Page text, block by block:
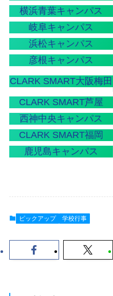
横浜青葉キャンパス
岐阜キャンパス
浜松キャンパス
彦根キャンパス
CLARK SMART大阪梅田
CLARK SMART芦屋
西神中央キャンパス
CLARK SMART福岡
鹿児島キャンパス
ピックアップ 学校行事